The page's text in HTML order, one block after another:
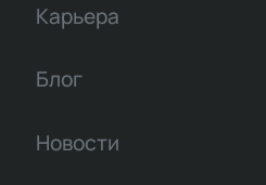
Карьера
Блог
Новости